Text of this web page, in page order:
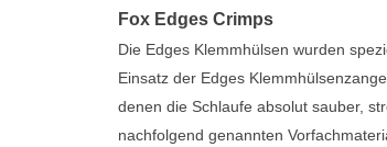
Fox Edges Crimps
Die Edges Klemmhülsen wurden
Einsatz der Edges
denen die Schlaufe absolut sauber,
nachfolgend genannten